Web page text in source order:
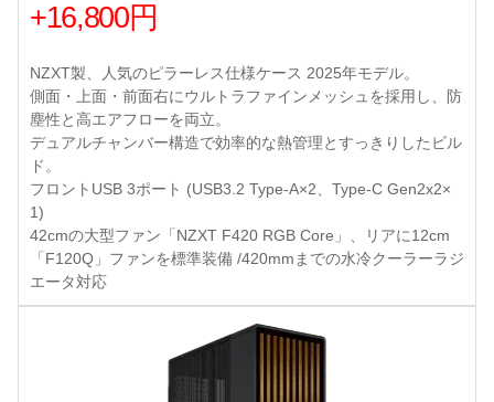
+16,800円
NZXT製、人気のピラーレス仕様ケース 2025年モデル。
側面・上面・前面右にウルトラファインメッシュを採用し、防
塵性と高エアフローを両立。
デュアルチャンバー構造で効率的な熱管理とすっきりしたビル
ド。
フロントUSB 3ポート (USB3.2 Type-A×2、Type-C Gen2x2×
1)
42cmの大型ファン「NZXT F420 RGB Core」、リアに12cm
「F120Q」ファンを標準装備 /420mmまでの水冷クーラーラジ
エータ対応